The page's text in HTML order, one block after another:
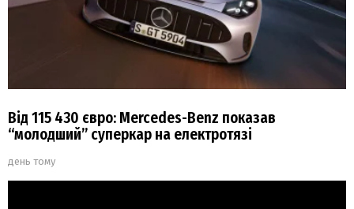
Від 115 430 євро: Mercedes-Benz показав
“молодший” суперкар на електротязі
день тому